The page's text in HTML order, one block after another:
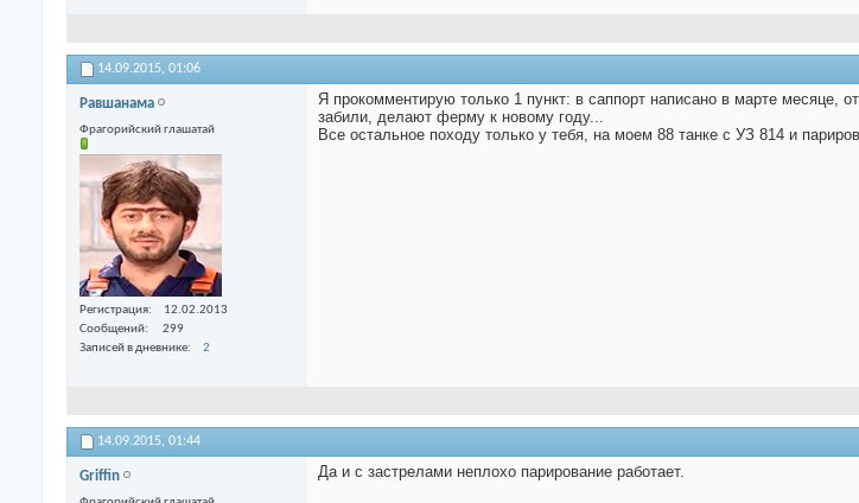
14.09.2015, 01:06
Равшанама
Фрагорийский глашатай
Регистрация
12.02.2013
Сообщений
299
Записей в дневнике
2
Я прокомментирую только 1 пункт: в саппорт написано в марте месяце,
забили, делают ферму к новому году...
Все остальное походу только у тебя, на моем 88 танке с УЗ 814 и
14.09.2015, 01:44
Griffin Да и с застрелами неплохо парирование работает.